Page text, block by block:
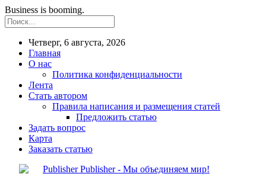
Business is booming.
Четверг, 6 августа, 2026
Главная
О нас
Политика конфиденциальности
Лента
Стать автором
Правила написания и размещения статей
Предложить статью
Задать вопрос
Карта
Заказать статью
Publisher - Мы объединяем мир!